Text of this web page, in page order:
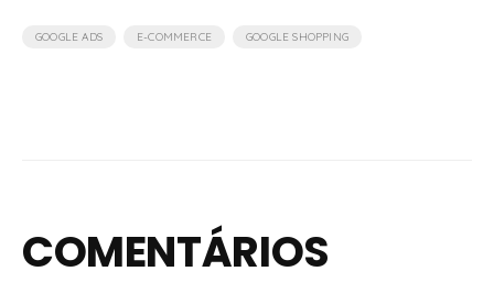
GOOGLE ADS E-COMMERCE GOOGLE SHOPPING
COMENTÁRIOS